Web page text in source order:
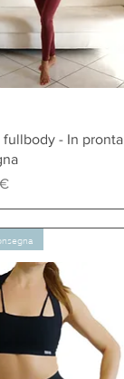
Vista rapida
fullbody - In pronta